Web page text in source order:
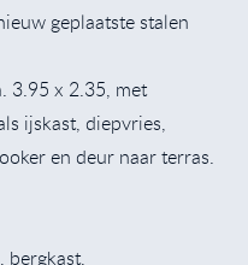
geplaatste stalen
3.95 x 2.35, met
ijskast, diepvries,
en deur naar terras.
bergkast,